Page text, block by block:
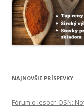
NAJNOVŠIE PRÍSPEVKY
Fórum o lesoch OSN: